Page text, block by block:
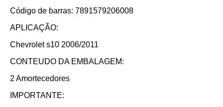
Código de barras: 7891579206008
APLICAÇÃO:
Chevrolet s10 2006/2011
CONTEUDO DA EMBALAGEM:
2 Amortecedores
IMPORTANTE: